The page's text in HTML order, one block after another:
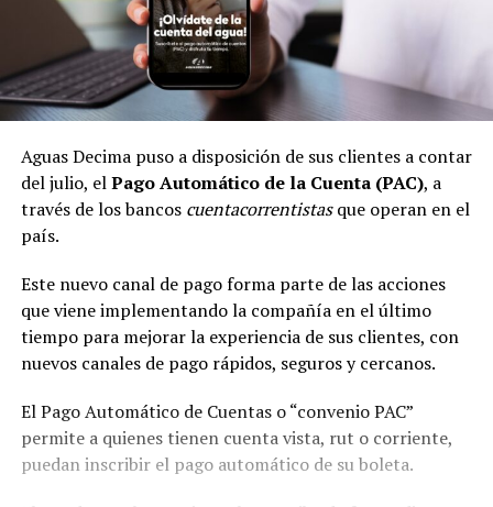
Aguas Decima puso a disposición de sus clientes a contar
del julio, elPago Automático de la Cuenta (PAC), a
través de los bancos cuentacorrentistasque operan en el
país.
Este nuevo canal de pago forma parte de las acciones
que viene implementando la compañía en el último
tiempo para mejorar la experiencia de sus clientes, con
nuevos canales de pago rápidos, seguros y cercanos.
El Pago Automático de Cuentas o “convenio PAC”
permite a quienes tienen cuenta vista, rut o corriente,
puedan inscribir el pago automático de su boleta.